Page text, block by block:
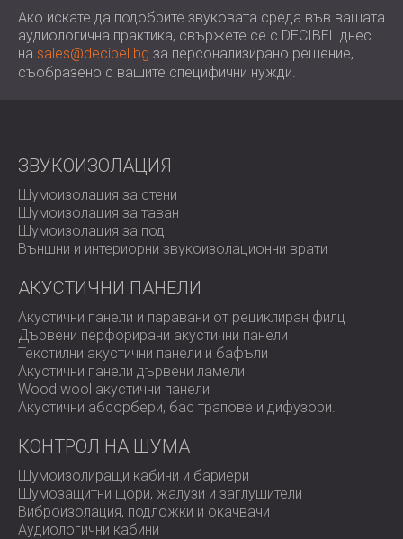
Ако искате да подобрите звуковата среда във вашата
аудиологична практика, свържете се с DECIBEL днес
на sales@decibel.bg за персонализирано решение,
съобразено с вашите специфични нужди.
ЗВУКОИЗОЛАЦИЯ
Шумоизолация за стени
Шумоизолация за таван
Шумоизолация за под
Външни и интериорни звукоизолационни врати
АКУСТИЧНИ ПАНЕЛИ
Акустични панели и паравани от рециклиран филц
Дървени перфорирани акустични панели
Текстилни акустични панели и бафъли
Акустични панели дървени ламели
Wood wool акустични панели
Акустични абсорбери, бас трапове и дифузoри.
КОНТРОЛ НА ШУМА
Шумоизолиращи кабини и бариери
Шумозащитни щори, жалузи и заглушители
Виброизолация, подложки и окачвачи
Аудиологични кабини